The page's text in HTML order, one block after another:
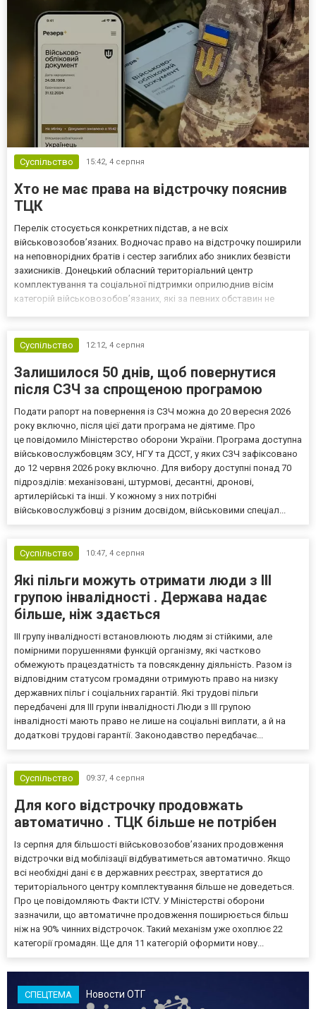
Суспільство 15:42, 4 серпня
Хто не має права на відстрочку пояснив
ТЦК
Перелік стосується конкретних підстав, а не всіх
військовозобов’язаних. Водночас право на відстрочку поширили
на неповнорідних братів і сестер загиблих або зниклих безвісти
захисників. Донецький обласний територіальний центр
комплектування та соціальної підтримки оприлюднив вісім
категорій військовозобов’язаних, які за певних обставин не
Суспільство
12:12, 4 серпня
Залишилося 50 днів, щоб повернутися
після СЗЧ за спрощеною програмою
Подати рапорт на повернення із СЗЧ можна до 20 вересня 2026
року включно, після цієї дати програма не діятиме. Про
це повідомило Міністерство оборони України. Програма доступна
військовослужбовцям ЗСУ, НГУ та ДССТ, у яких СЗЧ зафіксовано
до 12 червня 2026 року включно. Для вибору доступні понад 70
підрозділів: механізовані, штурмові, десантні, дронові,
артилерійські та інші. У кожному з них потрібні
військовослужбовці з різним досвідом, військовими спеціал...
Суспільство 10:47, 4 серпня
Які пільги можуть отримати люди з III
групою інвалідності . Держава надає
більше, ніж здається
III групу інвалідності встановлюють людям зі стійкими, але
помірними порушеннями функцій організму, які частково
обмежують працездатність та повсякденну діяльність. Разом із
відповідним статусом громадяни отримують право на низку
державних пільг і соціальних гарантій. Які трудові пільги
передбачені для III групи інвалідності Люди з III групою
інвалідності мають право не лише на соціальні виплати, а й на
додаткові трудові гарантії. Законодавство передбачає...
Суспільство 09:37, 4 серпня
Для кого відстрочку продовжать
автоматично . ТЦК більше не потрібен
Із серпня для більшості військовозобов’язаних продовження
відстрочки від мобілізації відбуватиметься автоматично. Якщо
всі необхідні дані є в державних реєстрах, звертатися до
територіального центру комплектування більше не доведеться.
Про це повідомляють Факти ICTV. У Міністерстві оборони
зазначили, що автоматичне продовження поширюється більш
ніж на 90% чинних відстрочок. Такий механізм уже охоплює 22
категорії громадян. Ще для 11 категорій оформити нову...
СПЕЦТЕМА Новости ОТГ